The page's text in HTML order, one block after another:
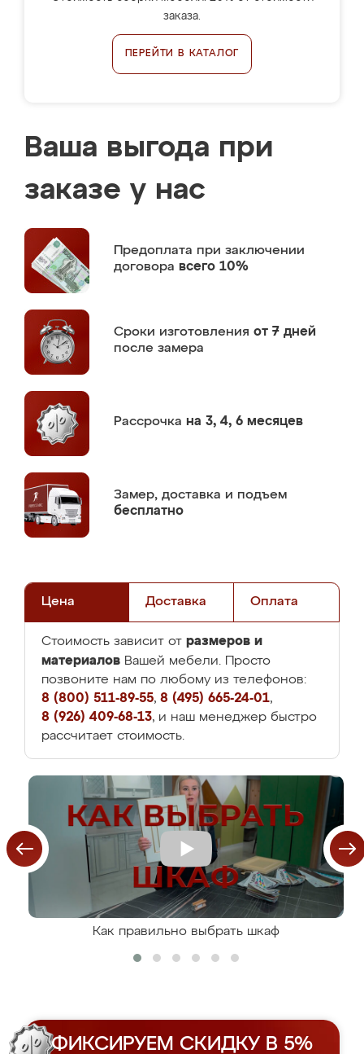
заказа.
ПЕРЕЙТИ В КАТАЛОГ
Ваша выгода при
заказе у нас
Предоплата при заключении
договора всего 10%
Сроки изготовления от 7 дней
после замера
Рассрочка на 3, 4, 6 месяцев
Замер, доставка и подъем
бесплатно
Цена Доставка Оплата
Стоимость зависит от размеров и
материалов Вашей мебели. Просто
позвоните нам по любому из телефонов:
8 (800) 511-89-55, 8 (495) 665-24-01,
8 (926) 409-68-13, и наш менеджер быстро
рассчитает стоимость.
Как правильно выбрать шкаф
ФИКСИРУЕМ СКИДКУ В 5%